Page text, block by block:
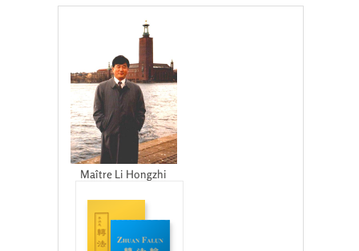
Maître Li Hongzhi